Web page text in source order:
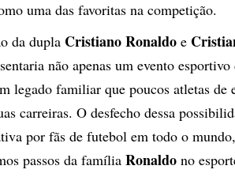
uma das favoritas na competição.
da dupla Cristiano Ronaldo e
não apenas um evento esportivo
legado familiar que poucos atletas de
carreiras. O desfecho dessa
por fãs de futebol em todo o
passos da família Ronaldo no